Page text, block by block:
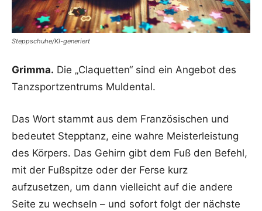
Steppschuhe/KI-generiert
Grimma. Die „Claquetten“ sind ein Angebot des
Tanzsportzentrums Muldental.
Das Wort stammt aus dem Französischen und
bedeutet Stepptanz, eine wahre Meisterleistung
des Körpers. Das Gehirn gibt dem Fuß den Befehl,
mit der Fußspitze oder der Ferse kurz
aufzusetzen, um dann vielleicht auf die andere
Seite zu wechseln – und sofort folgt der nächste